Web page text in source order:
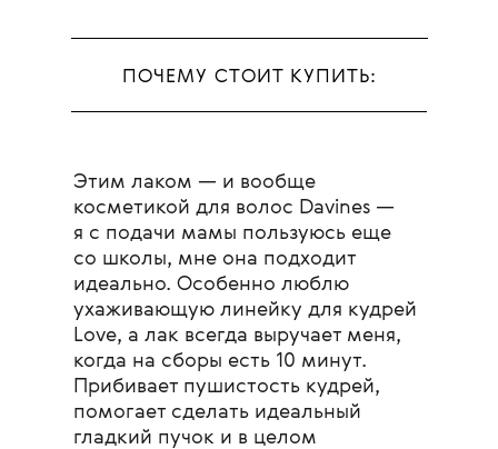
ПОЧЕМУ СТОИТ КУПИТЬ:
Этим лаком — и вообще
косметикой для волос Davines —
я с подачи мамы пользуюсь еще
со школы, мне она подходит
идеально. Особенно люблю
ухаживающую линейку для кудрей
Love, а лак всегда выручает меня,
когда на сборы есть 10 минут.
Прибивает пушистость кудрей,
помогает сделать идеальный
гладкий пучок и в целом